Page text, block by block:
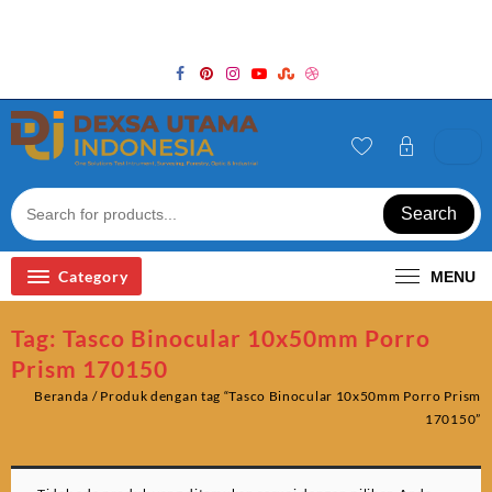
Search
Category MENU
Tag: Tasco Binocular 10x50mm Porro
Prism 170150
Beranda / Produk dengan tag “Tasco Binocular 10x50mm Porro Prism
170150”